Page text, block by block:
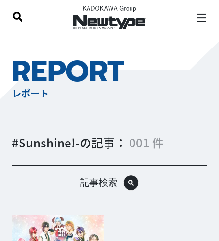
REPORT
レポート
#Sunshine!-の記事： 001 件
記事検索